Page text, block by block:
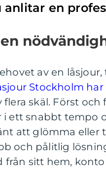
en
av en
Stockholm
skäl. Först och
i ett snabbt tempo
att glömma eller
och pålitlig
från sitt hem,